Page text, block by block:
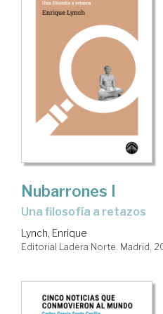
Nubarrones I
Una filosofía a retazos
Lynch, Enrique
Editorial Ladera Norte. Madrid,